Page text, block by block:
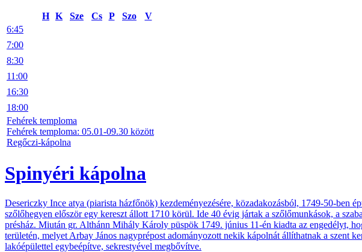
H K Sze Cs P Szo
V
6:45
7:00
8:30
11:00
16:30
18:00
Fehérek temploma
Fehérek temploma: 05.01-09.30 között
Regőczi-kápolna
Spinyéri kápolna
Desericzky Ince atya (piarista házfőnök) kezdeményezésére, közadakozásból, 1749-50-ben
szőlőhegyen először egy kereszt állott 1710 körül. Ide 40 évig jártak a szőlőmunkások, a
présház. Miután gr. Althánn Mihály Károly püspök 1749. június 11-én kiadta az engedélyt,
területén, melyet Arbay János nagyprépost adományozott nekik kápolnát állíthatnak a szent
lakóépülettel egybeépítve, sekrestyével megbővítve.